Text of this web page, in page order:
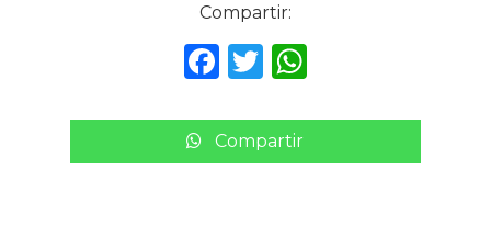
Compartir:
F
c
e
T
it
te
W
a
ts
Compartir